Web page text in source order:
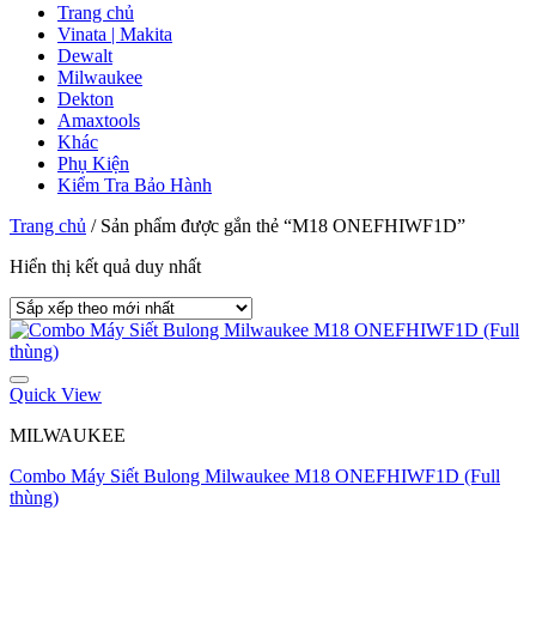
Trang chủ
Vinata | Makita
Dewalt
Milwaukee
Dekton
Amaxtools
Khác
Phụ Kiện
Kiểm Tra Bảo Hành
Trang chủ /Sản phẩm được gắn thẻ “M18 ONEFHIWF1D”
Hiển thị kết quả duy nhất
Quick View
MILWAUKEE
Combo Máy Siết Bulong Milwaukee M18 ONEFHIWF1D (Full
thùng)